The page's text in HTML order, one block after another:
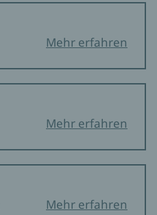
Mehr erfahren
Mehr erfahren
Mehr erfahren